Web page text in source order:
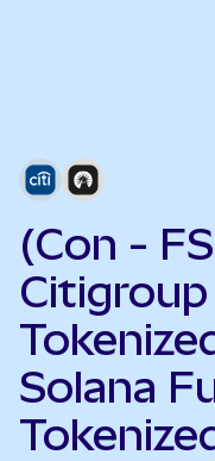
(Con -
Solana